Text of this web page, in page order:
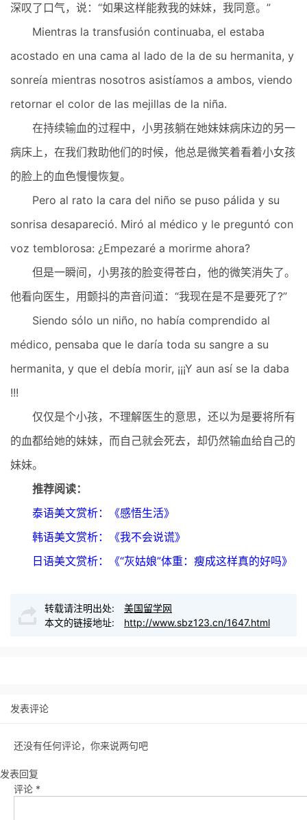
深叹了口气，说：“如果这样能救我的妹妹，我同意。”
Mientras la transfusión continuaba, el estaba
acostado en una cama al lado de la de su hermanita, y
sonreía mientras nosotros asistíamos a ambos, viendo
retornar el color de las mejillas de la niña.
在持续输血的过程中，小男孩躺在她妹妹病床边的另一
病床上，在我们救助他们的时候，他总是微笑着看着小女孩
的脸上的血色慢慢恢复。
Pero al rato la cara del niño se puso pálida y su
sonrisa desapareció. Miró al médico y le preguntó con
voz temblorosa: ¿Empezaré a morirme ahora?
但是一瞬间，小男孩的脸变得苍白，他的微笑消失了。
他看向医生，用颤抖的声音问道：“我现在是不是要死了?”
Siendo sólo un niño, no había comprendido al
médico, pensaba que le daría toda su sangre a su
hermanita, y que el debía morir, ¡¡¡Y aun así se la daba
!!!
仅仅是个小孩，不理解医生的意思，还以为是要将所有
的血都给她的妹妹，而自己就会死去，却仍然输血给自己的
妹妹。
推荐阅读：
泰语美文赏析：《感悟生活》
韩语美文赏析：《我不会说谎》
日语美文赏析：《“灰姑娘”体重：瘦成这样真的好吗》
转载请注明出处:
美国留学网
本文的链接地址:
http://www.sbz123.cn/1647.html
发表评论
还没有任何评论，你来说两句吧
发表回复
评论 *